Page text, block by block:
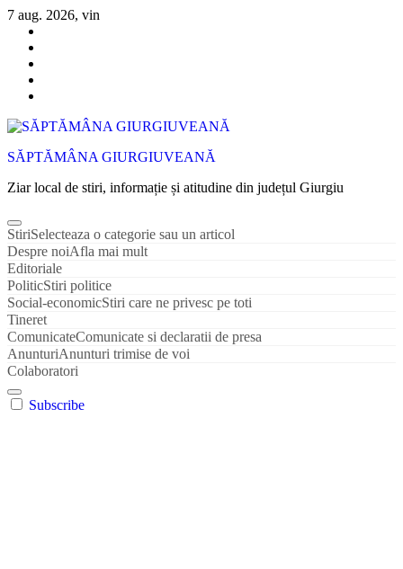
Sari
conținut
7 aug. 2026, vin
SĂPTĂMÂNA GIURGIUVEANĂ
Ziar local de stiri, informație și atitudine din județul Giurgiu
StiriSelecteaza o categorie sau un articol
Despre noiAfla mai mult
Editoriale
PoliticStiri politice
Social-economicStiri care ne privesc pe toti
Tineret
ComunicateComunicate si declaratii de presa
AnunturiAnunturi trimise de voi
Colaboratori
Subscribe